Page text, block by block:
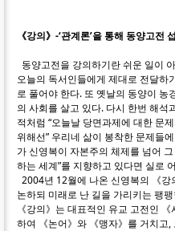
《강의》-‘관계론’을 통해 동양고전
동양고전을 강의하기란 쉬운 일이
오늘의 독서인들에게 제대로 전달하
로 풀어야 한다. 또 옛날의 동양이 농
의 사회를 살고 있다. 다시 한번 해석
적처럼 “오늘날 당면과제에 대한 문
위해선” 우리네 삶이 봉착한 문제들
가 신영복이 자본주의 체제를 넘어
하는 세계”를 지향하고 있다면 실로
2004년 12월에 나온 신영복의 《
논하되 미래로 난 길을 가리키는 팽
《강의》는 대표적인 유교 고전인
하여 《논어》와 《맹자》를 거치고